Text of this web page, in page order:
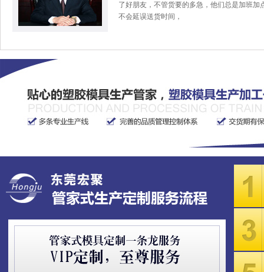
了好朋友，不管货要的多急，他们总是加班加
不会延误送货时间，